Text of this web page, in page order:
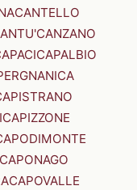
CANTELLO
CANZANO
CAPALBIO
CAPIZZONE
CAPONAGO
CAPOVALLE